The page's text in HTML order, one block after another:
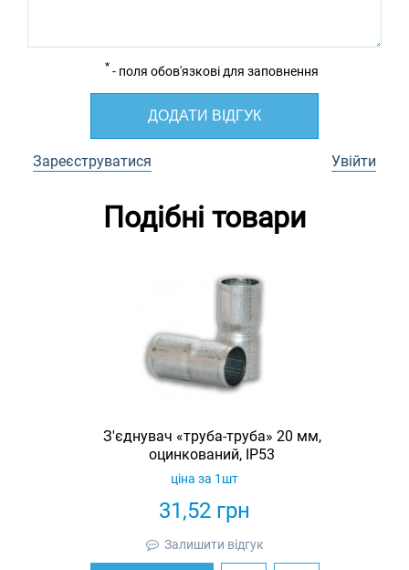
* - поля обов'язкові для заповнення
ДОДАТИ ВІДГУК
Зареєструватися Увійти
Подібні товари
З'єднувач «труба-труба» 20 мм,
оцинкований, IP53
31,52 грн
ціна за 1шт
Залишити відгук